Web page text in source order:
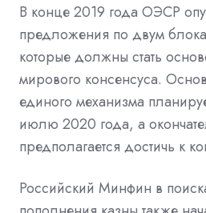
В конце 2019 года ОЭСР
предложения по двум
которые должны стать
мирового консенсуса.
единого механизма
июлю 2020 года, а
предполагается достичь к
Российский Минфин в